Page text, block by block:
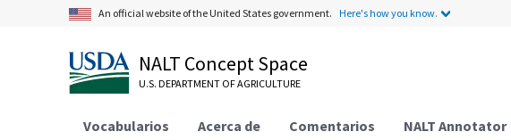
An official website of the United States government. Here's how you know.
NALT Concept Space
U.S. DEPARTMENT OF AGRICULTURE
Vocabularios Acerca de Comentarios NALT Annotator
coenzimas
elicitores
complejos multienzimáticos
enzimas antioxidantes
enzimas del ciclo de la urea
enzimas extracelulares
enzimas inmovilizadas